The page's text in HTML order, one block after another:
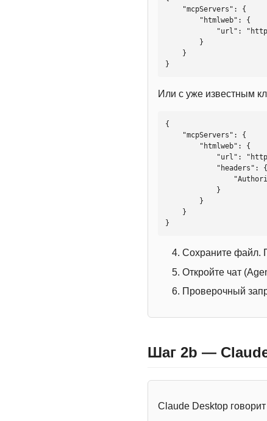
}
Или с уже известным
{
}
Сохраните файл.
Откройте чат
Проверочный
Шаг 2b —
Claude Desktop